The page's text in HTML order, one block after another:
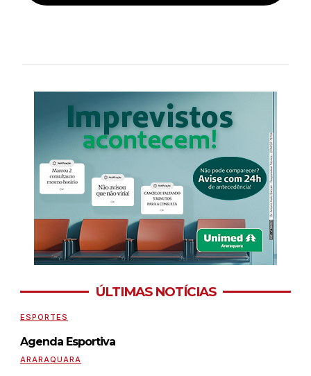
ÚLTIMAS NOTÍCIAS
ESPORTES
Agenda Esportiva
ARARAQUARA